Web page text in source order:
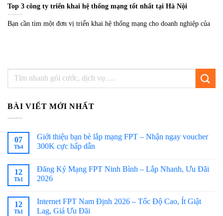
Top 3 công ty triển khai hệ thống mạng tốt nhất tại Hà Nội
Bạn cần tìm một đơn vị triển khai hệ thống mạng cho doanh nghiệp của
BÀI VIẾT MỚI NHẤT
07
Th4
Giới thiệu bạn bè lắp mạng FPT – Nhận ngay voucher
300K cực hấp dẫn
12
Th1
Đăng Ký Mạng FPT Ninh Bình – Lắp Nhanh, Ưu Đãi
2026
12
Th1
Internet FPT Nam Định 2026 – Tốc Độ Cao, Ít Giật
Lag, Giá Ưu Đãi